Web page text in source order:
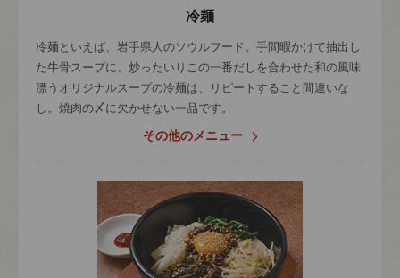
冷麺
冷麺といえば、岩手県人のソウルフード。手間暇かけて抽出し
た牛骨スープに、炒ったいりこの一番だしを合わせた和の風味
漂うオリジナルスープの冷麺は、リピートすること間違いな
し。焼肉の〆に欠かせない一品です。
その他のメニュー